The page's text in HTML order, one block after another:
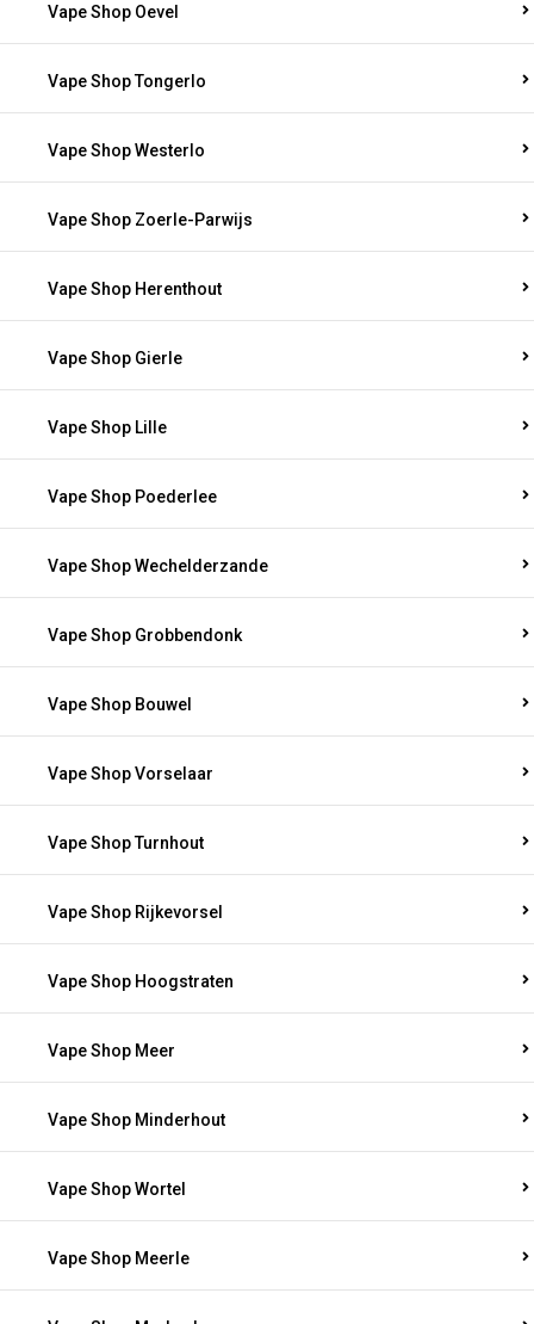
Vape Shop Oevel
Vape Shop Tongerlo
Vape Shop Westerlo
Vape Shop Zoerle-Parwijs
Vape Shop Herenthout
Vape Shop Gierle
Vape Shop Lille
Vape Shop Poederlee
Vape Shop Wechelderzande
Vape Shop Grobbendonk
Vape Shop Bouwel
Vape Shop Vorselaar
Vape Shop Turnhout
Vape Shop Rijkevorsel
Vape Shop Hoogstraten
Vape Shop Meer
Vape Shop Minderhout
Vape Shop Wortel
Vape Shop Meerle